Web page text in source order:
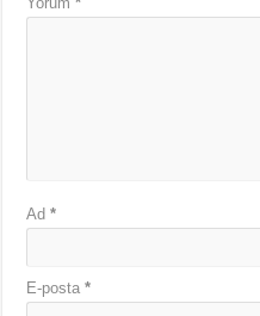
Ad*
E-posta*